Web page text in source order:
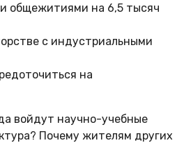
общежитиями на 6,5 тысяч
с индустриальными
на
войдут научно-учебные
Почему жителям других